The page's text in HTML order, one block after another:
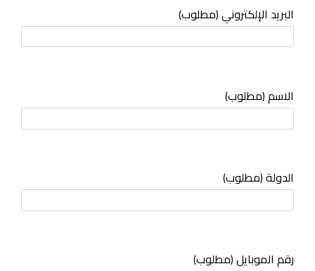
البريد الإلكتروني (مطلوب)
الاسم (مطلوب)
الدولة (مطلوب)
رقم الموبايل (مطلوب)